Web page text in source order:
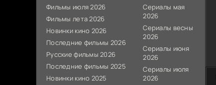
Фильмы июля 2026
Фильмы лета 2026
Новинки кино 2026
Последние фильмы 2026
Русские фильмы 2026
Последние фильмы 2025
Новинки кино 2025
Сериалы мая
2026
Сериалы весны
2026
Сериалы июня
2026
Сериалы июля
2026